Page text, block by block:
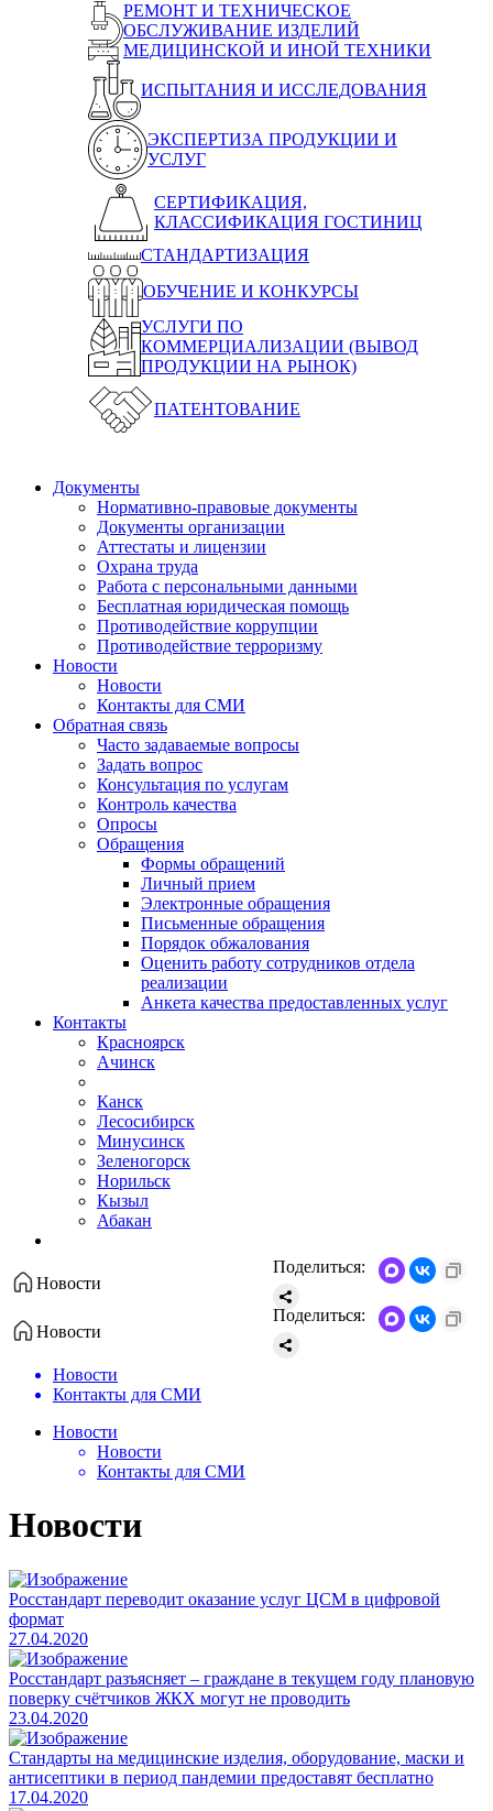
РЕМОНТ И ТЕХНИЧЕСКОЕ
ОБСЛУЖИВАНИЕ ИЗДЕЛИЙ
МЕДИЦИНСКОЙ И ИНОЙ ТЕХНИКИ
ИСПЫТАНИЯ И ИССЛЕДОВАНИЯ
ЭКСПЕРТИЗА ПРОДУКЦИИ И
УСЛУГ
СЕРТИФИКАЦИЯ,
КЛАССИФИКАЦИЯ ГОСТИНИЦ
СТАНДАРТИЗАЦИЯ
ОБУЧЕНИЕ И КОНКУРСЫ
УСЛУГИ ПО
КОММЕРЦИАЛИЗАЦИИ (ВЫВОД
ПРОДУКЦИИ НА РЫНОК)
ПАТЕНТОВАНИЕ
Документы
Нормативно-правовые документы
Документы организации
Аттестаты и лицензии
Охрана труда
Работа с персональными данными
Бесплатная юридическая помощь
Противодействие коррупции
Противодействие терроризму
Новости
Новости
Контакты для СМИ
Обратная связь
Часто задаваемые вопросы
Задать вопрос
Консультация по услугам
Контроль качества
Опросы
Обращения
Формы обращений
Личный прием
Электронные обращения
Письменные обращения
Порядок обжалования
Оценить работу сотрудников отдела
реализации
Анкета качества предоставленных услуг
Контакты
Красноярск
Ачинск
Канск
Лесосибирск
Минусинск
Зеленогорск
Норильск
Кызыл
Абакан
Новости
Поделиться:
Новости
Поделиться:
Новости
Контакты для СМИ
Новости
Новости
Контакты для СМИ
Новости
Росстандарт переводит оказание услуг ЦСМ в цифровой
формат
27.04.2020
Росстандарт разъясняет – граждане в текущем году плановую
поверку счётчиков ЖКХ могут не проводить
23.04.2020
Стандарты на медицинские изделия, оборудование, маски и
антисептики в период пандемии предоставят бесплатно
17.04.2020